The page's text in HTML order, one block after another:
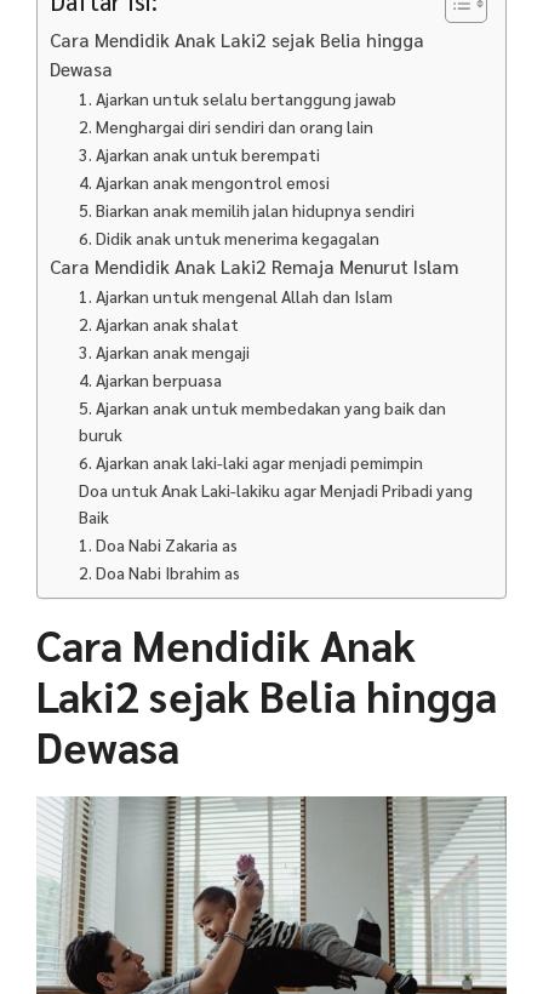
Cara Mendidik Anak Laki2 sejak Belia hingga
Dewasa
1. Ajarkan untuk selalu bertanggung jawab
2. Menghargai diri sendiri dan orang lain
3. Ajarkan anak untuk berempati
4. Ajarkan anak mengontrol emosi
5. Biarkan anak memilih jalan hidupnya sendiri
6. Didik anak untuk menerima kegagalan
Cara Mendidik Anak Laki2 Remaja Menurut Islam
1. Ajarkan untuk mengenal Allah dan Islam
2. Ajarkan anak shalat
3. Ajarkan anak mengaji
4. Ajarkan berpuasa
5. Ajarkan anak untuk membedakan yang baik dan
buruk
6. Ajarkan anak laki-laki agar menjadi pemimpin
Doa untuk Anak Laki-lakiku agar Menjadi Pribadi yang
Baik
1. Doa Nabi Zakaria as
2. Doa Nabi Ibrahim as
Cara Mendidik Anak
Laki2 sejak Belia hingga
Dewasa